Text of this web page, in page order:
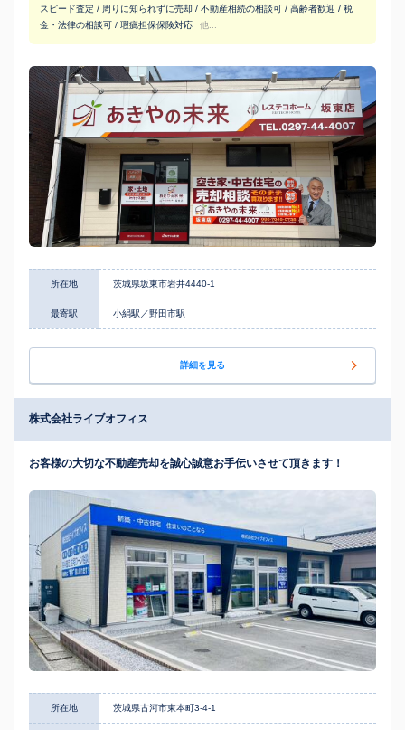
スピード査定 / 周りに知られずに売却 / 不動産相続の相談可 / 高齢者歓迎 / 税
金・法律の相談可 / 瑕疵担保保険対応
他...
所在地 茨城県坂東市岩井4440-1
最寄駅 小絹駅／野田市駅
詳細を見る
株式会社ライブオフィス
お客様の大切な不動産売却を誠心誠意お手伝いさせて頂きます！
所在地 茨城県古河市東本町3-4-1